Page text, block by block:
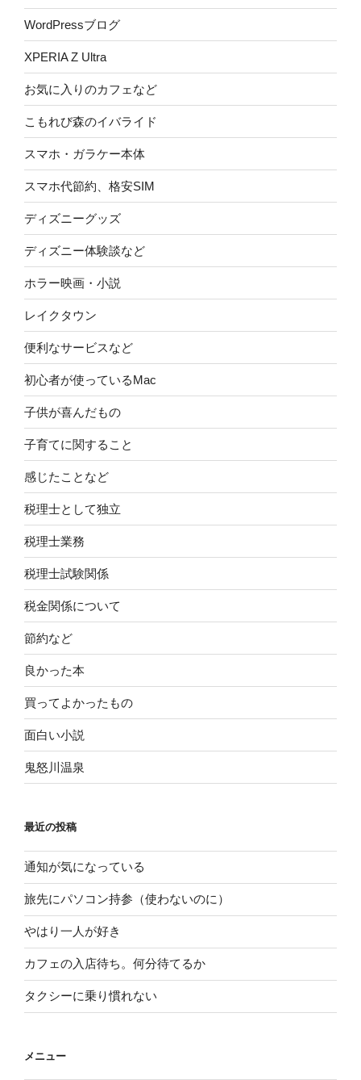
WordPressブログ
XPERIA Z Ultra
お気に入りのカフェなど
こもれび森のイバライド
スマホ・ガラケー本体
スマホ代節約、格安SIM
ディズニーグッズ
ディズニー体験談など
ホラー映画・小説
レイクタウン
便利なサービスなど
初心者が使っているMac
子供が喜んだもの
子育てに関すること
感じたことなど
税理士として独立
税理士業務
税理士試験関係
税金関係について
節約など
良かった本
買ってよかったもの
面白い小説
鬼怒川温泉
最近の投稿
通知が気になっている
旅先にパソコン持参（使わないのに）
やはり一人が好き
カフェの入店待ち。何分待てるか
タクシーに乗り慣れない
メニュー